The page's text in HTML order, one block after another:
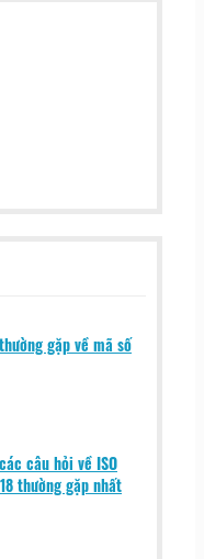
gặp về mã số
câu hỏi về ISO
thường gặp nhất